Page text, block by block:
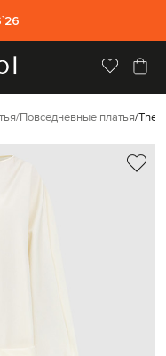
Повседневные платья The